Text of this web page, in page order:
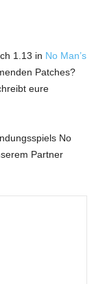
1.13 in No Man’s
Patches?
eure
No
Partner